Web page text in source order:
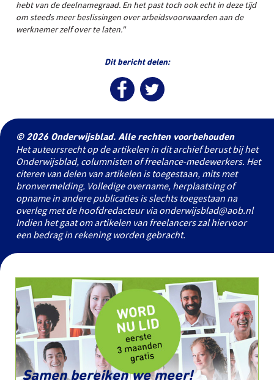
hebt van de deelnamegraad. En het past toch ook echt in deze tijd
om steeds meer beslissingen over arbeidsvoorwaarden aan de
werknemer zelf over te laten."
Dit bericht delen:
© 2026 Onderwijsblad. Alle rechten voorbehouden
Het auteursrecht op de artikelen in dit archief berust bij het
Onderwijsblad, columnisten of freelance-medewerkers. Het
citeren van delen van artikelen is toegestaan, mits met
bronvermelding. Volledige overname, herplaatsing of
opname in andere publicaties is slechts toegestaan na
overleg met de hoofdredacteur via onderwijsblad@aob.nl
Indien het gaat om artikelen van freelancers zal hiervoor
een bedrag in rekening worden gebracht.
Samen bereiken we meer!